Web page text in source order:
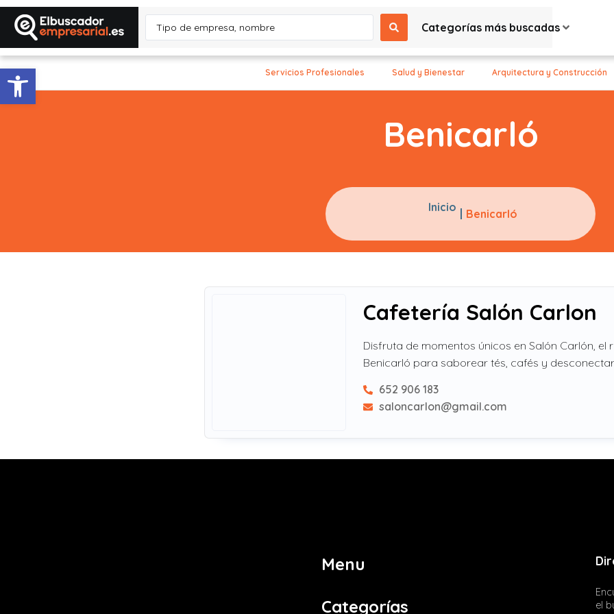
Abrir barra de herramientas
Categorías más buscadas
Servicios Profesionales Salud y Bienestar Arquitectura y Construcción
Benicarló
Inicio Benicarló
Cafetería Salón Carlon
Disfruta de momentos únicos en Salón Carlón, el
Benicarló para saborear tés, cafés y
652 906 183
saloncarlon@gmail.com
Menu
Categorías
el